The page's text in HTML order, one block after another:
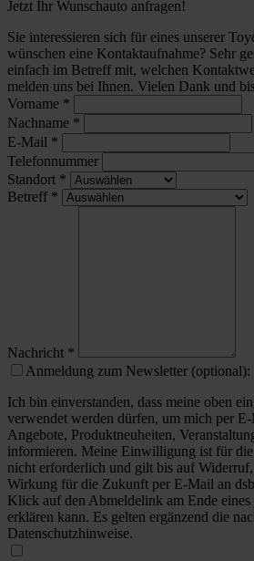
Jetzt Ihr Wunschauto anfragen!
Sie interessieren sich für eines unserer
wünschen eine Kontaktaufnahme? Sehr
einfach im Betreff mit, welchen
melden uns bei Ihnen. Vielen Dank und
Vorname *
Nachname *
E-Mail *
Telefonnummer
Standort *
Betreff *
Nachricht *
Anmeldung zum Newsletter (optional):
Ich bin einverstanden, dass meine oben
verwendet werden dürfen, um mich per
Angebote, Produktneuheiten,
informieren. Meine Einwilligung ist für
nicht erforderlich und gilt bis auf
Wirkung für die Zukunft per E-Mail an
Klick auf den Abmeldelink am Ende eines
erklären kann. Es gelten ergänzend die
Datenschutzhinweise.